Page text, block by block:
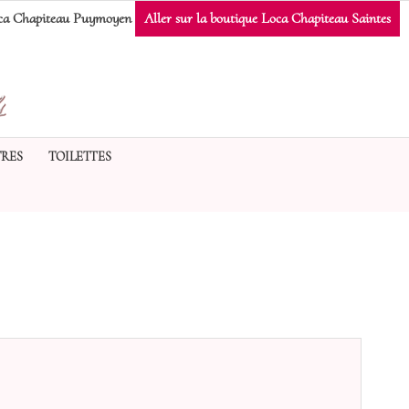
Chapiteau Puymoyen Aller sur la boutique Loca Chapiteau Saintes
TOILETTES